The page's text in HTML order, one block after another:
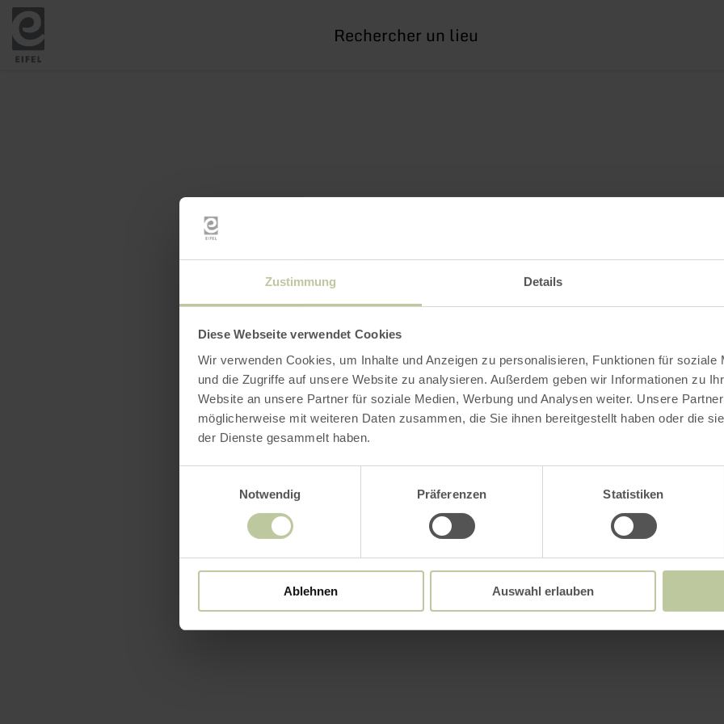
Zustimmung Details
Diese Webseite verwendet Cookies
Wir verwenden Cookies, um Inhalte und Anzeigen zu personalisieren, Funktionen für soziale
und die Zugriffe auf unsere Website zu analysieren. Außerdem geben wir Informationen zu
Website an unsere Partner für soziale Medien, Werbung und Analysen weiter. Unsere
möglicherweise mit weiteren Daten zusammen, die Sie ihnen bereitgestellt haben oder die
der Dienste gesammelt haben.
Notwendig
Präferenzen Statistiken
Ablehnen Auswahl erlauben
recherche